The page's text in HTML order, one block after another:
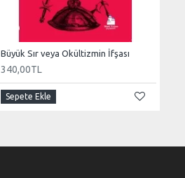
Büyük Sır veya Okültizmin İfşası
340,00TL
Sepete Ekle